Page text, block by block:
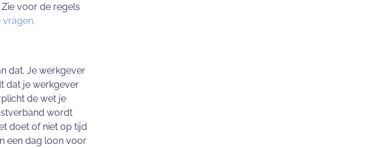
voor de regels
dat. Je werkgever
dat je werkgever
de wet je
wordt
doet of niet op tijd
een dag loon voor